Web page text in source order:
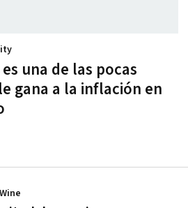
una de las pocas
gana a la inflación en